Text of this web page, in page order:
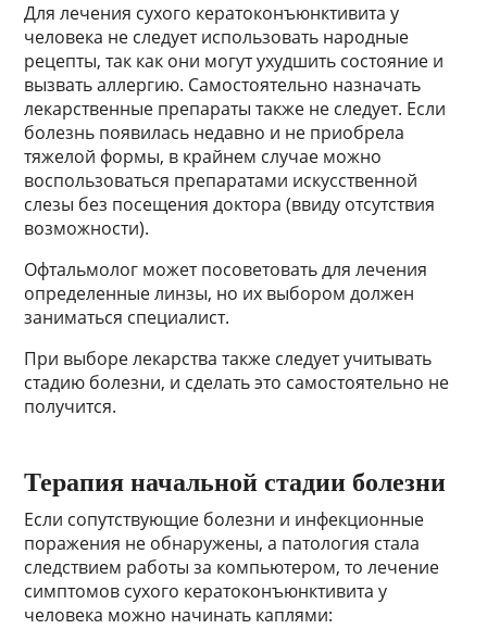
Для лечения сухого кератоконъюнктивита у
человека не следует использовать народные
рецепты, так как они могут ухудшить состояние и
вызвать аллергию. Самостоятельно назначать
лекарственные препараты также не следует. Если
болезнь появилась недавно и не приобрела
тяжелой формы, в крайнем случае можно
воспользоваться препаратами искусственной
слезы без посещения доктора (ввиду отсутствия
возможности).
Офтальмолог может посоветовать для лечения
определенные линзы, но их выбором должен
заниматься специалист.
При выборе лекарства также следует учитывать
стадию болезни, и сделать это самостоятельно не
получится.
Терапия начальной стадии болезни
Если сопутствующие болезни и инфекционные
поражения не обнаружены, а патология стала
следствием работы за компьютером, то лечение
симптомов сухого кератоконъюнктивита у
человека можно начинать каплями: